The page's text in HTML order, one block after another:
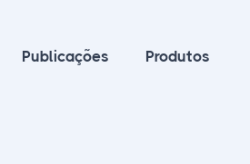
Publicações Produtos